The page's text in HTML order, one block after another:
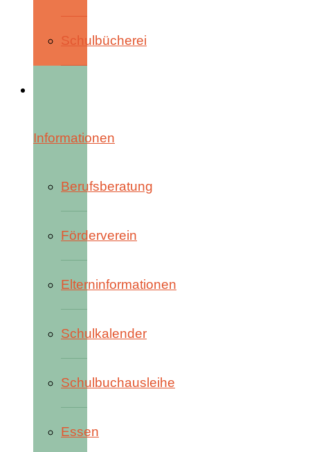
Schulbücherei
Informationen
Berufsberatung
Förderverein
Elterninformationen
Schulkalender
Schulbuchausleihe
Essen